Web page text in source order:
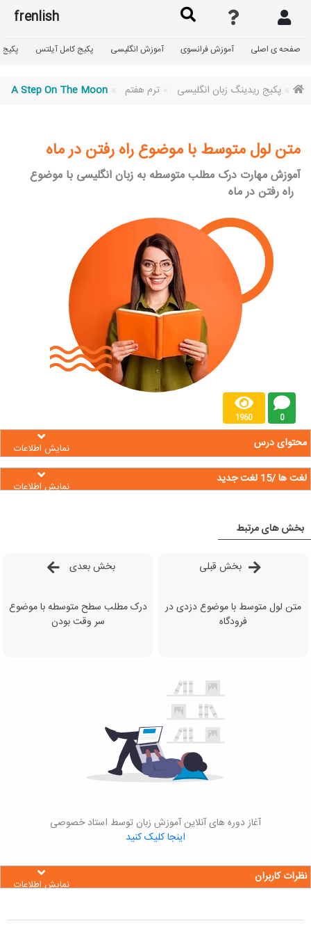
frenlish
صفحه ی اصلی آموزش فرانسوی آموزش انگلیسی پکیج کامل آیلتس پکیج
پکیج ریدینگ زبان انگلیسی ترم هفتم A Step On The Moon
متن لول متوسط با موضوع راه رفتن در ماه
آموزش مهارت درک مطلب متوسطه به زبان انگلیسی با موضوع
راه رفتن در ماه
1960 0
محتوای درس نمایش اطلاعات
لغت ها /15 لغت جدید نمایش اطلاعات
بخش های مرتبط
بخش قبلی
متن لول متوسط با موضوع دزدی در
فرودگاه
بخش بعدی
درک مطلب سطح متوسطه با موضوع
سر وقت بودن
آغاز دوره های آنلاین آموزش زبان توسط استاد خصوصی
اینجا کلیک کنید
نظرات کاربران نمایش اطلاعات